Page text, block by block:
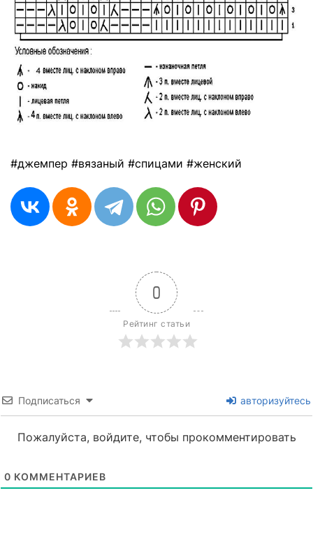
#джемпер #вязаный #спицами #женский
0
Рейтинг статьи
Подписаться авторизуйтесь
Пожалуйста, войдите, чтобы прокомментировать
0 КОММЕНТАРИЕВ